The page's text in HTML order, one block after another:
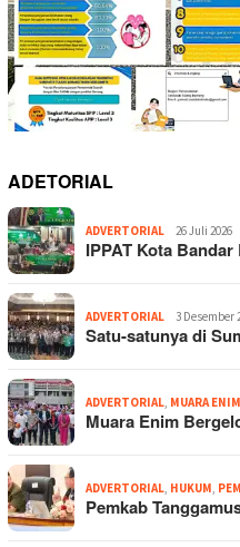
ADETORIAL
ADVERTORIAL 26 Juli 2026
IPPAT Kota
ADVERTORIAL 3 Desember
Satu-satunya di
ADVERTORIAL MUARA ENIM
Muara Enim
ADVERTORIAL HUKUM
Pemkab